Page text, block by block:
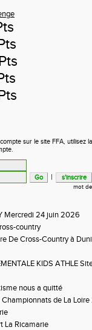
e
sur le site FFA, utilisez
|
mot
Mercredi 24 juin 2026
country
De Cross-Country à
KIDS ATHLE
nous a quitté
de La
La Ricamarie